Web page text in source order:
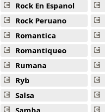
Rock En Espanol
Rock Peruano
Romantica
Romantiqueo
Rumana
Ryb
Salsa
Samba